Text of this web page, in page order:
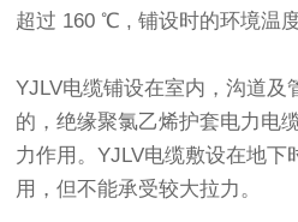
超过 160 ℃ , 铺设时的环境温
YJLV电缆铺设在室内，沟道及
的，绝缘聚氯乙烯护套电力电
力作用。YJLV电缆敷设在地下
用，但不能承受较大拉力。